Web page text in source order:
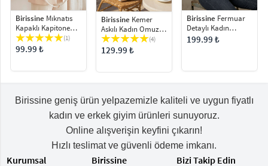
Birissine Mıknatıs
Kapaklı Kapitone
Detaylı Kadın Omuz
Çantası
(1)
99.99 ₺
Birissine Kemer
Askılı Kadın Omuz
Çantası
(4)
129.99 ₺
Birissine Fermuar
Detaylı Kadın
Çapraz Çanta
199.99 ₺
Birissine geniş ürün yelpazemizle kaliteli ve uygun fiyatlı
kadın ve erkek giyim ürünleri sunuyoruz.
Online alışverişin keyfini çıkarın!
Hızlı teslimat ve güvenli ödeme imkanı.
Kurumsal Birissine Bizi Takip Edin